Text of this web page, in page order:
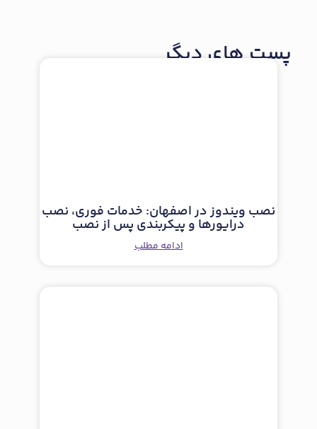
پست های دیگر
نصب ویندوز در اصفهان: خدمات فوری، نصب
درایورها و پیکربندی پس از نصب
ادامه مطلب